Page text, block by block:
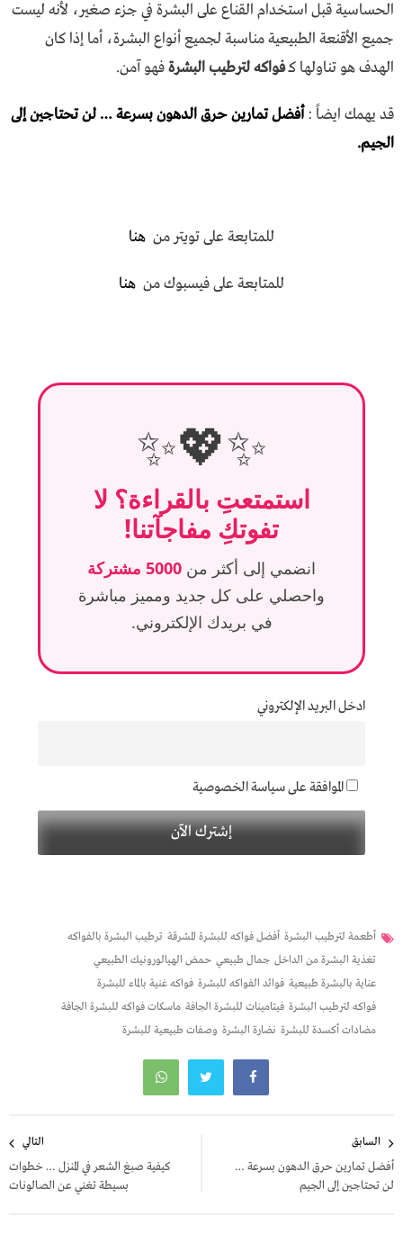
الحساسية قبل استخدام القناع على البشرة في جزء صغير، لأنه ليست
جميع الأقنعة الطبيعية مناسبة لجميع أنواع البشرة، أما إذا كان
الهدف هو تناولها كـفواكه لترطيب البشرةفهو آمن.
قد يهمك ايضاً : أفضل تمارين حرق الدهون بسرعة … لن تحتاجين إلى
الجيم.
للمتابعة على تويتر من هنا
للمتابعة على فيسبوك من هنا
✨💖✨
استمتعتِ بالقراءة؟ لا
تفوتكِ مفاجآتنا!
انضمي إلى أكثر من 5000 مشتركة
واحصلي على كل جديد ومميز مباشرة
في بريدك الإلكتروني.
ادخل البريد الإلكتروني
الموافقة على سياسة الخصوصية
أطعمة لترطيب البشرة أفضل فواكه للبشرة المشرقة ترطيب البشرة بالفواكه
تغذية البشرة من الداخل جمال طبيعي حمض الهيالورونيك الطبيعي
عناية بالبشرة طبيعية فوائد الفواكه للبشرة فواكه غنية بالماء للبشرة
فواكه لترطيب البشرة فيتامينات للبشرة الجافة ماسكات فواكه للبشرة الجافة
مضادات أكسدة للبشرة نضارة البشرة وصفات طبيعية للبشرة
المقالات
السابق
أفضل تمارين حرق الدهون بسرعة …
لن تحتاجين إلى الجيم
التالي
كيفية صبغ الشعر في المنزل … خطوات
بسيطة تغني عن الصالونات